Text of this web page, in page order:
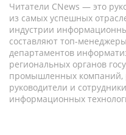
Читатели CNews — это
из самых успешных
индустрии
составляют топ-
департаментов
региональных органов
промышленных компаний,
руководители и
информационных